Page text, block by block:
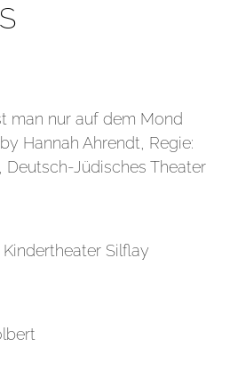
man nur auf dem Mond
Hannah Ahrendt, Regie:
Deutsch-Jüdisches Theater
Silflay
Kolbert